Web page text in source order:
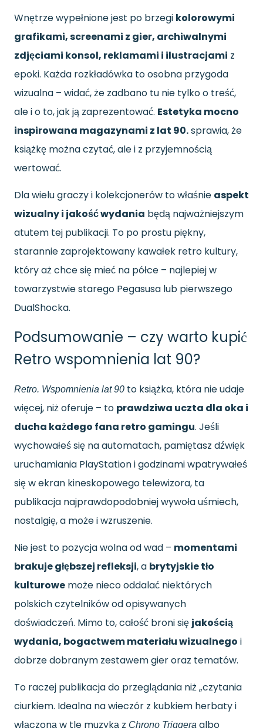
Wnętrze wypełnione jest po brzegi kolorowymi
grafikami, screenami z gier, archiwalnymi
zdjęciami konsol, reklamami i ilustracjami z
epoki. Każda rozkładówka to osobna przygoda
wizualna – widać, że zadbano tu nie tylko o treść,
ale i o to, jak ją zaprezentować. Estetyka mocno
inspirowana magazynami z lat 90.sprawia, że
książkę można czytać, ale i z przyjemnością
wertować.
Dla wielu graczy i kolekcjonerów to właśnie aspekt
wizualny i jakość wydania będą najważniejszym
atutem tej publikacji. To po prostu piękny,
starannie zaprojektowany kawałek retro kultury,
który aż chce się mieć na półce – najlepiej w
towarzystwie starego Pegasusa lub pierwszego
DualShocka.
Podsumowanie – czy warto kupić
Retro wspomnienia lat 90?
Retro. Wspomnienia lat 90 to książka, która nie udaje
więcej, niż oferuje – to prawdziwa uczta dla oka i
ducha każdego fana retro gamingu. Jeśli
wychowałeś się na automatach, pamiętasz dźwięk
uruchamiania PlayStation i godzinami wpatrywałeś
się w ekran kineskopowego telewizora, ta
publikacja najprawdopodobniej wywoła uśmiech,
nostalgię, a może i wzruszenie.
Nie jest to pozycja wolna od wad – momentami
brakuje głębszej refleksji, a brytyjskie tło
kulturowe może nieco oddalać niektórych
polskich czytelników od opisywanych
doświadczeń. Mimo to, całość broni się jakością
wydania, bogactwem materiału wizualnego i
dobrze dobranym zestawem gier oraz tematów.
To raczej publikacja do przeglądania niż „czytania
ciurkiem. Idealna na wieczór z kubkiem herbaty i
włączoną w tle muzyką z Chrono Triggera albo